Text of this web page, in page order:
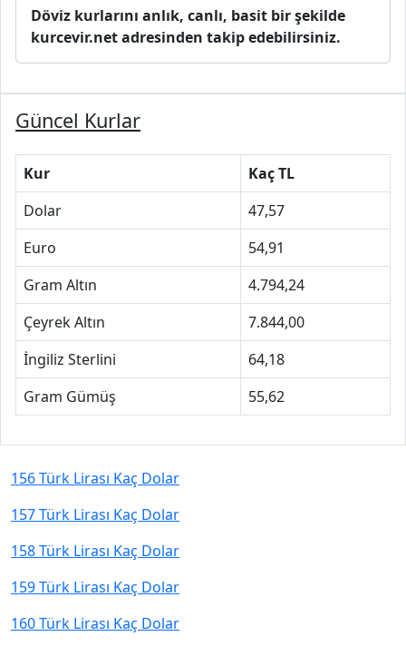
Döviz kurlarını anlık, canlı, basit bir şekilde
kurcevir.net adresinden takip edebilirsiniz.
Güncel Kurlar
Kur
Kaç TL
Dolar
47,57
Euro
54,91
Gram Altın
4.794,24
Çeyrek Altın
7.844,00
İngiliz Sterlini
64,18
Gram Gümüş
55,62
156 Türk Lirası Kaç Dolar
157 Türk Lirası Kaç Dolar
158 Türk Lirası Kaç Dolar
159 Türk Lirası Kaç Dolar
160 Türk Lirası Kaç Dolar